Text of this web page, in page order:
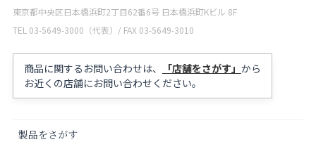
東京都中央区日本橋浜町2丁目62番6号 日本橋浜町Kビル 8F
TEL 03-5649-3000（代表）/ FAX 03-5649-3010
商品に関するお問い合わせは、 「店舗をさがす」 から
お近くの店舗にお問い合わせください。
製品をさがす